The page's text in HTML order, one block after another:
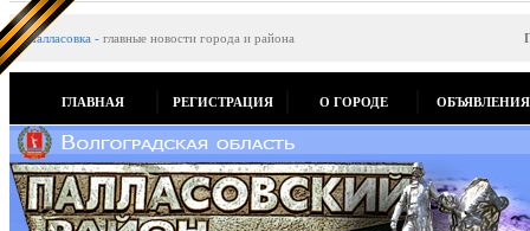
Палласовка - главные новости города и района
ГЛАВНАЯ РЕГИСТРАЦИЯ О ГОРОДЕ ОБЪЯВЛЕНИЯ